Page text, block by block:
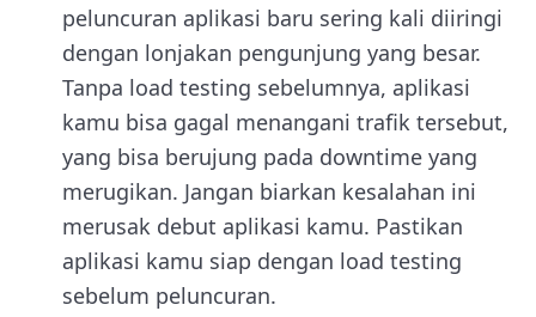
peluncuran aplikasi baru sering kali diiringi
dengan lonjakan pengunjung yang besar.
Tanpa load testing sebelumnya, aplikasi
kamu bisa gagal menangani trafik tersebut,
yang bisa berujung pada downtime yang
merugikan. Jangan biarkan kesalahan ini
merusak debut aplikasi kamu. Pastikan
aplikasi kamu siap dengan load testing
sebelum peluncuran.